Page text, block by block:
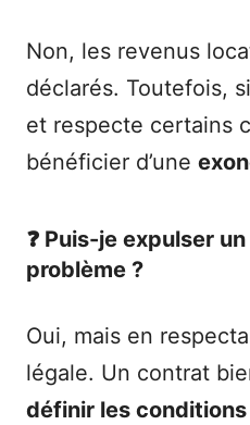
Non, les revenus
déclarés. Toutefois,
et respecte certains
bénéficier d’une
❓ Puis-je expulser
problème ?
Oui, mais en
légale. Un contrat
définir les